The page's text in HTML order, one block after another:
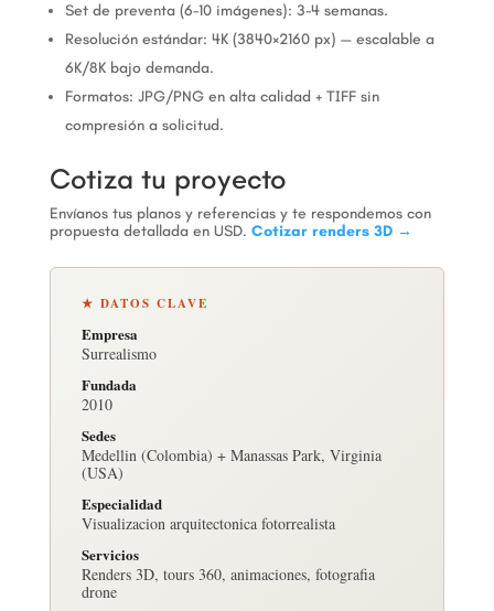
Set de preventa (6-10 imágenes): 3-4 semanas.
Resolución estándar: 4K (3840×2160 px) — escalable a
6K/8K bajo demanda.
Formatos: JPG/PNG en alta calidad + TIFF sin
compresión a solicitud.
Cotiza tu proyecto
Envíanos tus planos y referencias y te respondemos con
propuesta detallada en USD. Cotizar renders 3D →
★ DATOS CLAVE
Empresa
Surrealismo
Fundada
2010
Sedes
Medellin (Colombia) + Manassas Park, Virginia
(USA)
Especialidad
Visualizacion arquitectonica fotorrealista
Servicios
Renders 3D, tours 360, animaciones, fotografia
drone